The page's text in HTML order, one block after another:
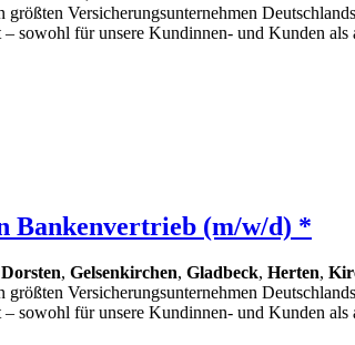
Versicherungsunternehmen
– sowohl für unsere Kundinnen- und Kunden
Bankenvertrieb (m/w/d) *
Dorsten, Gelsenkirchen, Gladbeck, Herten,
Versicherungsunternehmen
– sowohl für unsere Kundinnen- und Kunden